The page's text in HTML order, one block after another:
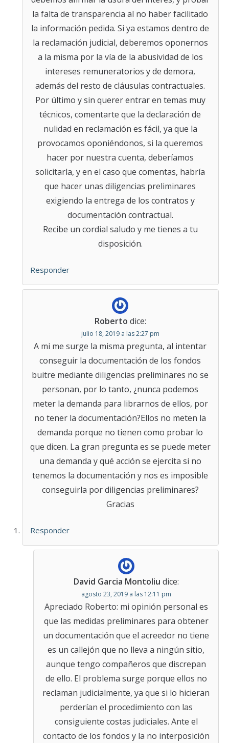
la falta de transparencia al no haber facilitado
la información pedida. Si ya estamos dentro de
la reclamación judicial, deberemos oponernos
a la misma por la vía de la abusividad de los
intereses remuneratorios y de demora,
además del resto de cláusulas contractuales.
Por último y sin querer entrar en temas muy
técnicos, comentarte que la declaración de
nulidad en reclamación es fácil, ya que la
provocamos oponiéndonos, si la queremos
hacer por nuestra cuenta, deberíamos
solicitarla, y en el caso que comentas, habría
que hacer unas diligencias preliminares
exigiendo la entrega de los contratos y
documentación contractual.
Recibe un cordial saludo y me tienes a tu
disposición.
Responder
Roberto dice:
julio 18, 2019 a las 2:27 pm
A mi me surge la misma pregunta, al intentar
conseguir la documentación de los fondos
buitre mediante diligencias preliminares no se
personan, por lo tanto, ¿nunca podemos
meter la demanda para librarnos de ellos, por
no tener la documentación?Ellos no meten la
demanda porque no tienen como probar lo
que dicen. La gran pregunta es se puede meter
una demanda y qué acción se ejercita si no
tenemos la documentación y nos es imposible
conseguirla por diligencias preliminares?
Gracias
Responder
David Garcia Montoliu dice:
agosto 23, 2019 a las 12:11 pm
Apreciado Roberto: mi opinión personal es
que las medidas preliminares para obtener
un documentación que el acreedor no tiene
es un callejón que no lleva a ningún sitio,
aunque tengo compañeros que discrepan
de ello. El problema surge porque ellos no
reclaman judicialmente, ya que si lo hicieran
perderían el procedimiento con las
consiguiente costas judiciales. Ante el
contacto de los fondos y la no interposición